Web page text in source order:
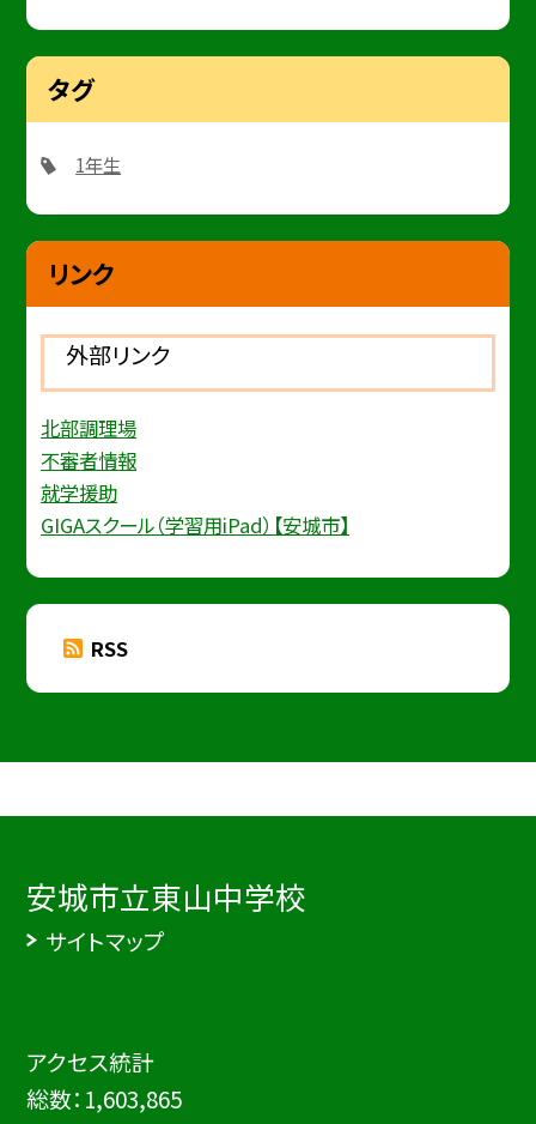
タグ
1年生
リンク
外部リンク
北部調理場
不審者情報
就学援助
GIGAスクール（学習用iPad）【安城市】
RSS
安城市立東山中学校
サイトマップ
アクセス統計
総数： 1,603,865